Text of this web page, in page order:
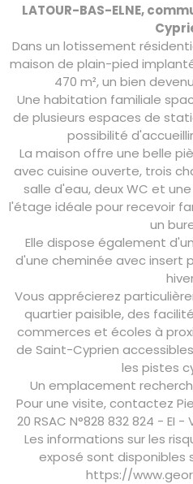
LATOUR-BAS-ELNE,
Dans un lotissement
maison de plain-pied
470 m², un bien
Une habitation familiale
de plusieurs espaces de
possibilité
La maison offre une belle
avec cuisine ouverte, trois
salle d'eau, deux WC et
l'étage idéale pour recevoir
un
Elle dispose également
d'une cheminée avec insert
Vous apprécierez
quartier paisible, des
commerces et écoles à
de Saint-Cyprien
les pistes
Un emplacement
Pour une visite, contactez
20 RSAC N°828 832 824 - EI -
Les informations sur les
exposé sont disponibles
https://